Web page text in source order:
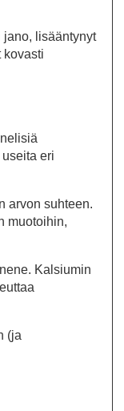
jano, lisääntynyt
kovasti
eri
arvon suhteen.
muotoihin,
Kalsiumin
(ja